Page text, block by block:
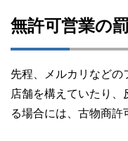
無許可営業の
先程、メルカリなどの
店舗を構えていたり
る場合には、古物商許